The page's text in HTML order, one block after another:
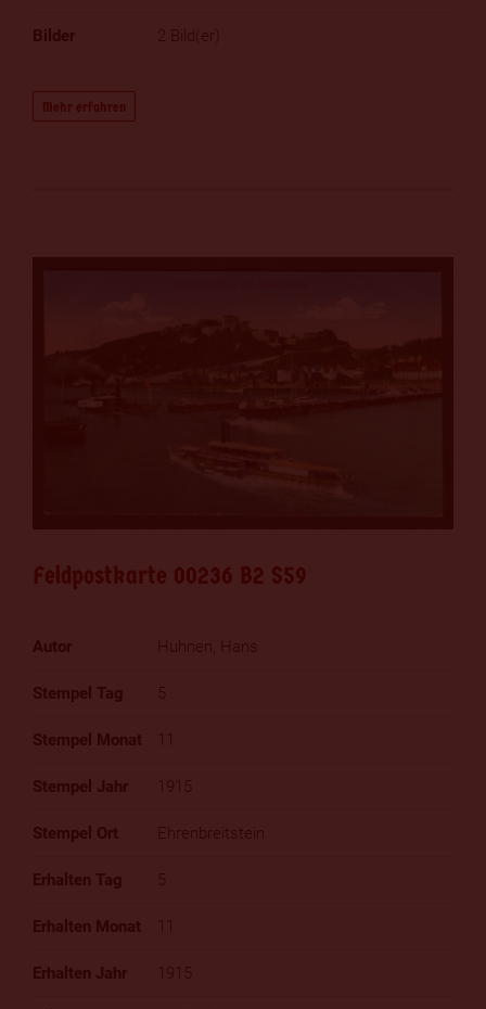
2 Bild(er)
Mehr erfahren
Feldpostkarte 00236 B2 S59
Huhnen, Hans
5
1915
Ehrenbreitstein
5
1915